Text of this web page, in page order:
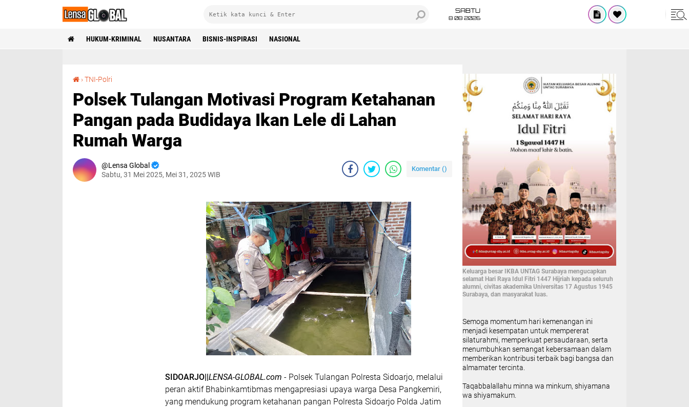
SABTU
8 08 2026
HUKUM-KRIMINAL NUSANTARA BISNIS-INSPIRASI NASIONAL
›TNI-Polri
Polsek Tulangan Motivasi Program Ketahanan
Pangan pada Budidaya Ikan Lele di Lahan
Rumah Warga
Lensa Global
Sabtu, 31 Mei 2025, Mei 31, 2025 WIB
Komentar ()
SIDOARJO||LENSA-GLOBAL.com - Polsek Tulangan Polresta Sidoarjo, melalui
peran aktif Bhabinkamtibmas mengapresiasi upaya warga Desa Pangkemiri,
yang mendukung program ketahanan pangan Polresta Sidoarjo Polda Jatim
Keluarga besar IKBA UNTAG Surabaya mengucapkan
selamat Hari Raya Idul Fitri 1447 Hijriah kepada seluruh
alumni, civitas akademika Universitas 17 Agustus 1945
Surabaya, dan masyarakat luas.
Semoga momentum hari kemenangan ini
menjadi kesempatan untuk mempererat
silaturahmi, memperkuat persaudaraan, serta
menumbuhkan semangat kebersamaan dalam
memberikan kontribusi terbaik bagi bangsa dan
almamater tercinta.
Taqabbalallahu minna wa minkum, shiyamana
wa shiyamakum.